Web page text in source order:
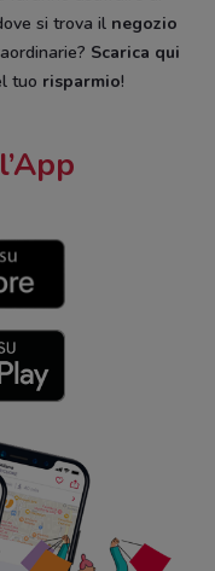
si trova il negozio
Scarica qui
tuo risparmio!